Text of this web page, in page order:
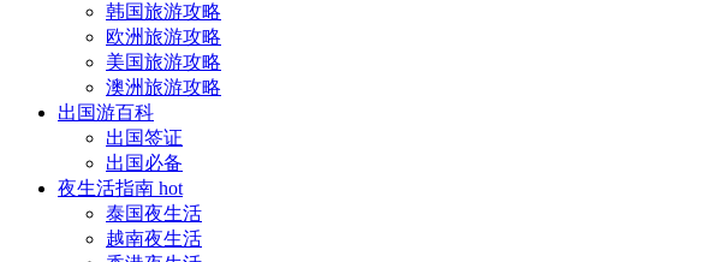
韩国旅游攻略
欧洲旅游攻略
美国旅游攻略
澳洲旅游攻略
出国游百科
出国签证
出国必备
夜生活指南 hot
泰国夜生活
越南夜生活